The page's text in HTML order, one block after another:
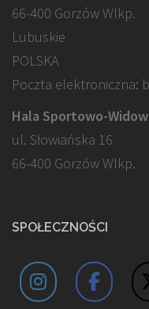
66-400 Gorzów Wlkp.
Lubuskie
POLSKA
Poczta elektroniczna:
Hala Sportowo-
ul. Słowiańska 16
66-400 Gorzów Wlkp.
SPOŁECZNOŚCI